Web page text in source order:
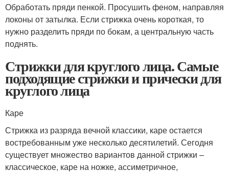
Обработать пряди пенкой. Просушить феном, направляя
локоны от затылка. Если стрижка очень короткая, то
нужно разделить пряди по бокам, а центральную часть
поднять.
Стрижки для круглого лица. Самые
подходящие стрижки и прически для
круглого лица
Каре
Стрижка из разряда вечной классики, каре остается
востребованным уже несколько десятилетий. Сегодня
существует множество вариантов данной стрижки –
классическое, каре на ножке, ассиметричное,